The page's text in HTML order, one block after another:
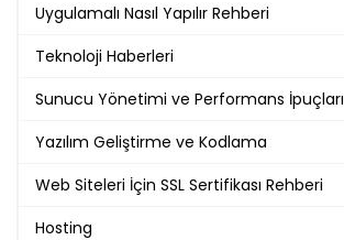
Uygulamalı Nasıl Yapılır Rehberi
Teknoloji Haberleri
Sunucu Yönetimi ve Performans İpuçları
Yazılım Geliştirme ve Kodlama
Web Siteleri İçin SSL Sertifikası Rehberi
Hosting